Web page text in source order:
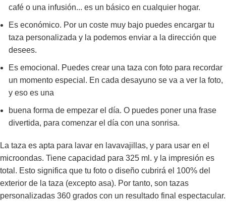
café o una infusión... es un básico en cualquier hogar.
Es económico. Por un coste muy bajo puedes encargar tu
taza personalizada y la podemos enviar a la dirección que
desees.
Es emocional. Puedes crear una taza con foto para recordar
un momento especial. En cada desayuno se va a ver la foto,
y eso es una
buena forma de empezar el día. O puedes poner una frase
divertida, para comenzar el día con una sonrisa.
La taza es apta para lavar en lavavajillas, y para usar en el
microondas. Tiene capacidad para 325 ml. y la impresión es
total. Esto significa que tu foto o diseño cubrirá el 100% del
exterior de la taza (excepto asa). Por tanto, son tazas
personalizadas 360 grados con un resultado final espectacular.